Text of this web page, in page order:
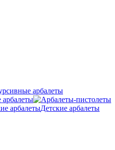
арбалеты
Детские арбалеты